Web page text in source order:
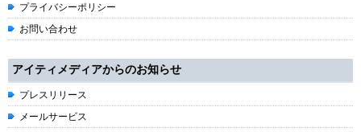
プライバシーポリシー
お問い合わせ
アイティメディアからのお知らせ
プレスリリース
メールサービス